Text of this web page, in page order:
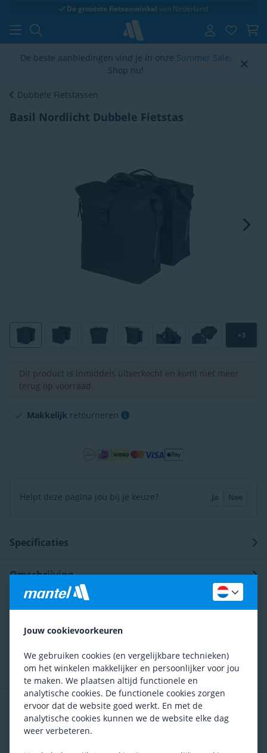
De grootste fietsenwinkel van Nederland
De beste aanbiedingen vind je in onze Summer Sale.
Shop nu!
Dubbele Fietstassen
Basil Nordlicht Dubbele Fietstas
+3
Dit product is inmiddels uitverkocht en komt niet meer
terug op voorraad.
Makkelijk retourneren
Helpt deze pagina jou bij je keuze? Ja Nee
Specificaties
Omschrijving
Technologie
Gebruikerstips
Service en advies
Review
5
Jouw cookievoorkeuren
We gebruiken cookies (en vergelijkbare technieken)
om het winkelen makkelijker en persoonlijker voor jou
te maken. We plaatsen altijd functionele en
analytische cookies. De functionele cookies zorgen
ervoor dat de website goed werkt. En met de
analytische cookies kunnen we de website elke dag
weer verbeteren.